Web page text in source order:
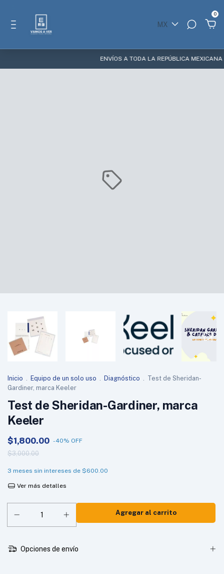
MX
0
ENVÍOS A TODA LA REPÚBLICA MEXICANA
Inicio . Equipo de un solo uso . Diagnóstico . Test de Sheridan-
Gardiner, marca Keeler
Test de Sheridan-Gardiner, marca
Keeler
$1,800.00 -40% OFF
$3,000.00
3 meses sin intereses de $600.00
Ver más detalles
Opciones de envío